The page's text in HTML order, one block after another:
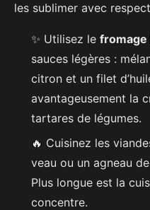
les sublimer avec
✨ Utilisez le
sauces légères :
citron et un filet
avantageusement la
tartares de légumes.
🔥 Cuisinez les
veau ou un agneau
Plus longue est la
concentre.